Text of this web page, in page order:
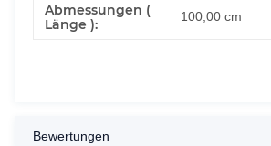
Abmessungen (
Länge ):
100,00 cm
Bewertungen